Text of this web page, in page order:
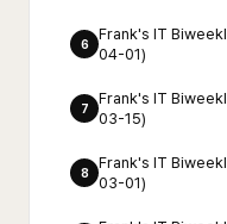
6
Frank's IT
04-01)
7
Frank's IT
03-15)
8
Frank's IT
03-01)